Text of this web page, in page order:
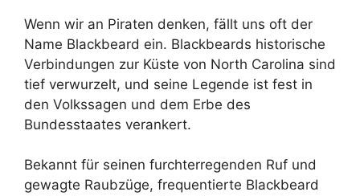
Wenn wir an Piraten denken, fällt uns oft der
Name Blackbeard ein. Blackbeards historische
Verbindungen zur Küste von North Carolina sind
tief verwurzelt, und seine Legende ist fest in
den Volkssagen und dem Erbe des
Bundesstaates verankert.
Bekannt für seinen furchterregenden Ruf und
gewagte Raubzüge, frequentierte Blackbeard